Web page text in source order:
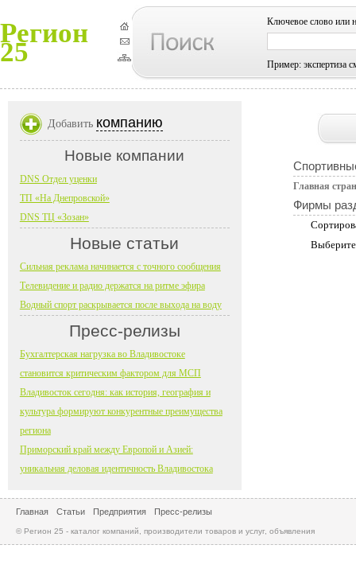
Регион
25
Ключевое слово или
Пример: экспертиза
Главная
Фирмы
Добавить компанию
Новые компании
DNS Отдел уценки
ТП «На Днепровской»
DNS ТЦ «Зозан»
Новые статьи
Сильная реклама начинается с точного сообщения
Телевидение и радио держатся на ритме эфира
Водный спорт раскрывается после выхода на воду
Пресс-релизы
Бухгалтерская нагрузка во Владивостоке
становится критическим фактором для МСП
Владивосток сегодня: как история, география и
культура формируют конкурентные преимущества
региона
Приморский край между Европой и Азией:
уникальная деловая идентичность Владивостока
Главная Статьи Предприятия Пресс-релизы
© Регион 25 - каталог компаний, производители товаров и услуг, объявления